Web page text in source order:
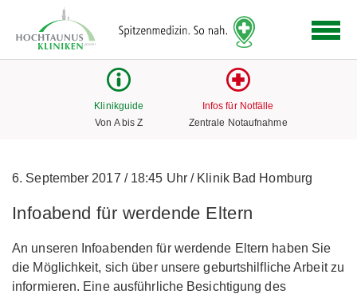
Link
zur
Klinikguide
Von A bis Z
Infos für Notfälle
Zentrale Notaufnahme
6. September 2017 /18:45 Uhr/Klinik Bad Homburg
Infoabend für werdende Eltern
An unseren Infoabenden für werdende Eltern haben Sie
die Möglichkeit, sich über unsere geburtshilfliche Arbeit zu
informieren. Eine ausführliche Besichtigung des